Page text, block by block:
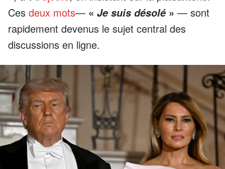
Ces deux mots— « Je suis désolé » — sont
rapidement devenus le sujet central des
discussions en ligne.